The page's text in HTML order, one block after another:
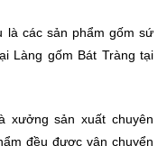
là các sản phẩm gốm sứ
Làng gốm Bát Tràng tại
xưởng sản xuất chuyên
đều được vận chuyển